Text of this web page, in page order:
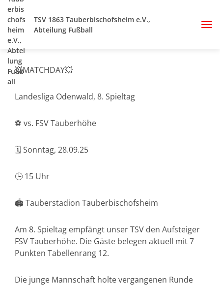
TSV 1863 Tauberbischofsheim e.V.,
Abteilung Fußball
💥MATCHDAY💥
Landesliga Odenwald, 8. Spieltag
⚽️ vs. FSV Tauberhöhe
🗓️ Sonntag, 28.09.25
🕒 15 Uhr
🏟️ Tauberstadion Tauberbischofsheim
Am 8. Spieltag empfängt unser TSV den Aufsteiger
FSV Tauberhöhe. Die Gäste belegen aktuell mit 7
Punkten Tabellenrang 12.
Die junge Mannschaft holte vergangenen Runde